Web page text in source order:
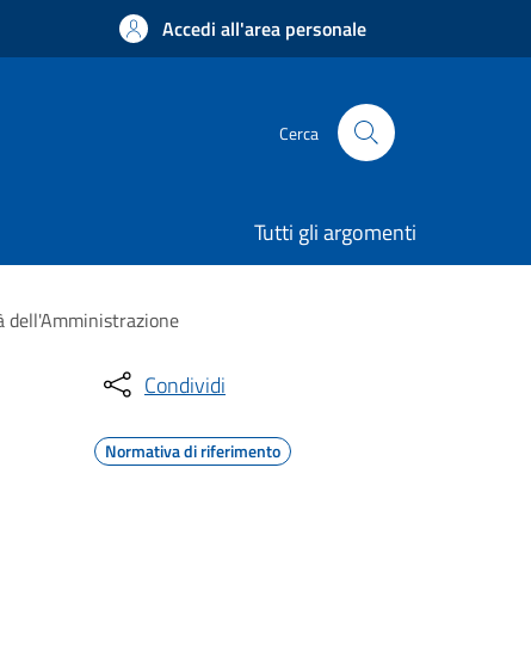
Accedi all'area personale
Cerca
Tutti gli argomenti
dell'Amministrazione
Condividi
Normativa di riferimento